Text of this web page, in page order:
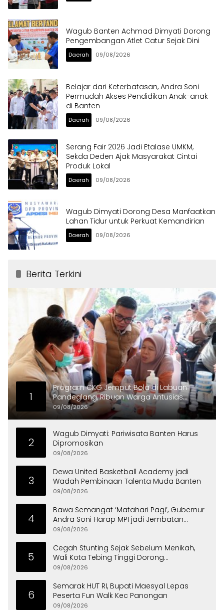
Wagub Banten Achmad Dimyati Dorong
Pengembangan Atlet Catur Sejak Dini
Daerah 09/08/2026
Belajar dari Keterbatasan, Andra Soni
Permudah Akses Pendidikan Anak-anak
di Banten
Daerah 09/08/2026
Serang Fair 2026 Jadi Etalase UMKM,
Sekda Deden Ajak Masyarakat Cintai
Produk Lokal
Daerah 09/08/2026
Wagub Dimyati Dorong Desa Manfaatkan
Lahan Tidur untuk Perkuat Kemandirian
Daerah 09/08/2026
Berita Terkini
1
Program CKG Jemput Bola di Labuan
Pandeglang, Ribuan Warga Antusias
Periksa Kesehatan
09/08/2026
2
Wagub Dimyati: Pariwisata Banten Harus
Dipromosikan
09/08/2026
3
Dewa United Basketball Academy jadi
Wadah Pembinaan Talenta Muda Banten
09/08/2026
4
Bawa Semangat ‘Matahari Pagi’, Gubernur
Andra Soni Harap MPI jadi Jembatan
Aspirasi Warga Banten
09/08/2026
5
Cegah Stunting Sejak Sebelum Menikah,
Wali Kota Tebing Tinggi Dorong
Optimalisasi SP3 Catin
09/08/2026
6
Semarak HUT RI, Bupati Maesyal Lepas
Peserta Fun Walk Kec Panongan
09/08/2026